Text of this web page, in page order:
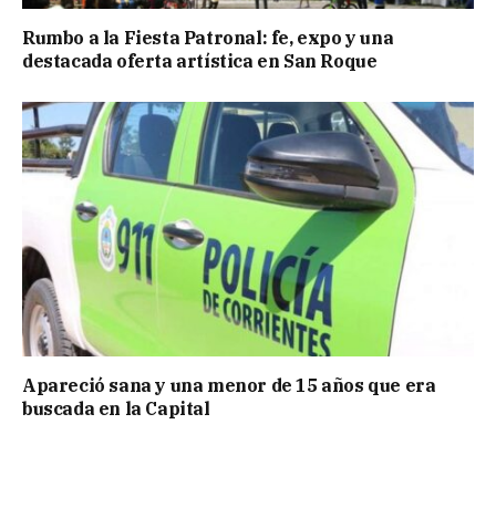
Rumbo a la Fiesta Patronal: fe, expo y una
destacada oferta artística en San Roque
Apareció sana y una menor de 15 años que era
buscada en la Capital